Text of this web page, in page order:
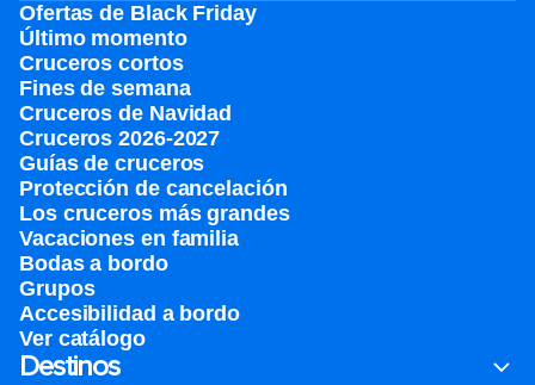
Ofertas de Black Friday
Último momento
Cruceros cortos
Fines de semana
Cruceros de Navidad
Cruceros 2026-2027
Guías de cruceros
Protección de cancelación
Los cruceros más grandes
Vacaciones en familia
Bodas a bordo
Grupos
Accesibilidad a bordo
Ver catálogo
Destinos